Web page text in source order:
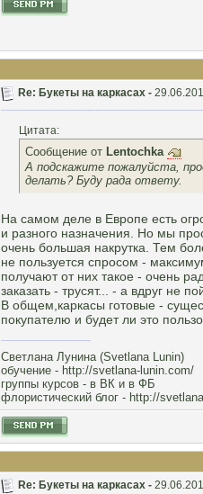
Re: Букеты на каркасах -
Цитата:
Сообщение от Lentochka
А подскажите пожалуйста,
делать? Буду рада ответу.
На самом деле в Европе есть
и разного назначения. Но мы
очень большая накрутка. Тем
не пользуется спросом -
получают от них такое - очень
заказать - трусят... - а вдруг не
В общем,каркасы готовые -
покупателю и будет ли это
Светлана Лунина (Svetlana Lunin)
обучение - http://svetlana-lunin.com/
группы курсов - в ВК и в ФБ
флористический блог - http://
Re: Букеты на каркасах -